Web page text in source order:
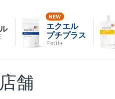
エクエル
プチプラス
Petit+
舗